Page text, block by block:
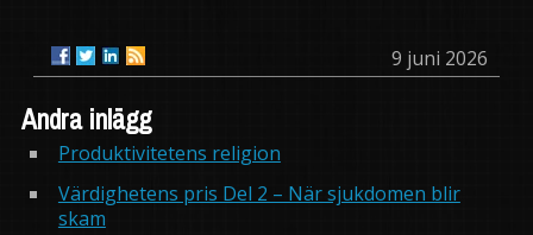
9 juni 2026
Andra inlägg
Produktivitetens religion
Värdighetens pris Del 2 – När sjukdomen blir
skam